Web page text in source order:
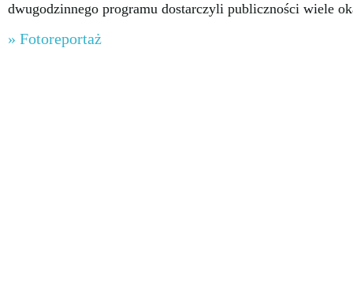
dwugodzinnego programu dostarczyli publiczności wiele
» Fotoreportaż